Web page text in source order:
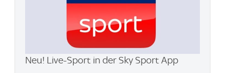
Neu! Live-Sport in der Sky Sport App